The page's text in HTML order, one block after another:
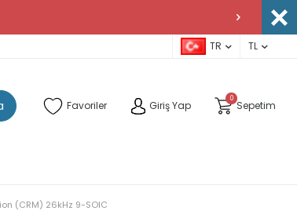
TR TL
Favoriler Giriş Yap
0
Sepetim
(CRM) 26kHz 9-SOIC